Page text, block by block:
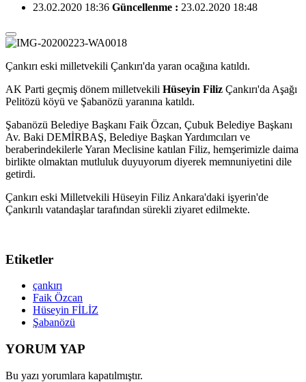
23.02.2020 18:36 Güncellenme : 23.02.2020 18:48
Çankırı eski milletvekili Çankırı'da yaran ocağına katıldı.
AK Parti geçmiş dönem milletvekili Hüseyin Filiz Çankırı'da Aşağı
Pelitözü köyü ve Şabanözü yaranına katıldı.
Şabanözü Belediye Başkanı Faik Özcan, Çubuk Belediye Başkanı
Av. Baki DEMİRBAŞ, Belediye Başkan Yardımcıları ve
beraberindekilerle Yaran Meclisine katılan Filiz, hemşerimizle daima
birlikte olmaktan mutluluk duyuyorum diyerek memnuniyetini dile
getirdi.
Çankırı eski Milletvekili Hüseyin Filiz Ankara'daki işyerin'de
Çankırılı vatandaşlar tarafından sürekli ziyaret edilmekte.
Etiketler
çankırı
Faik Özcan
Hüseyin FİLİZ
Şabanözü
YORUM YAP
Bu yazı yorumlara kapatılmıştır.